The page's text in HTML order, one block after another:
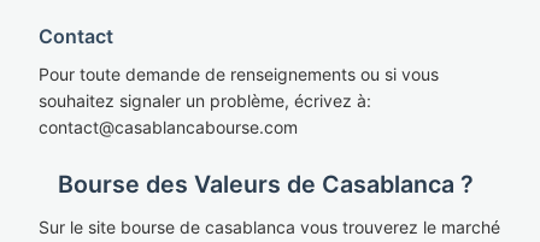
Contact
Pour toute demande de renseignements ou si vous
souhaitez signaler un problème, écrivez à:
contact@casablancabourse.com
Bourse des Valeurs de Casablanca ?
Sur le site bourse de casablanca vous trouverez le marché